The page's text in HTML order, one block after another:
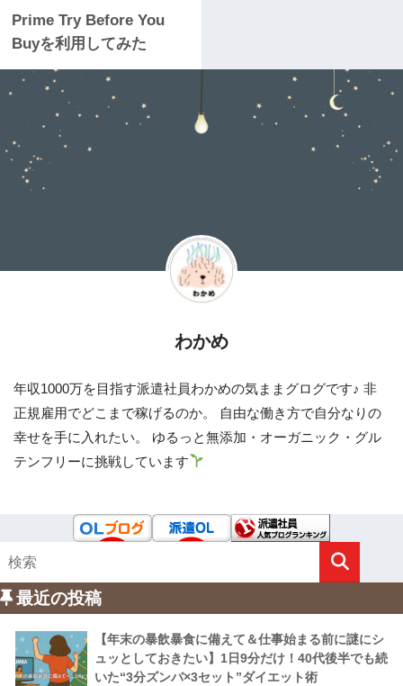
Prime Try Before You
Buyを利用してみた
わかめ
年収1000万を目指す派遣社員わかめの気ままグログです♪ 非
正規雇用でどこまで稼げるのか。 自由な働き方で自分なりの
幸せを手に入れたい。 ゆるっと無添加・オーガニック・グル
テンフリーに挑戦しています
最近の投稿
【年末の暴飲暴食に備えて＆仕事始まる前に謎にシ
ュッとしておきたい】1日9分だけ！40代後半でも続
いた“3分ズンバ×3セット”ダイエット術